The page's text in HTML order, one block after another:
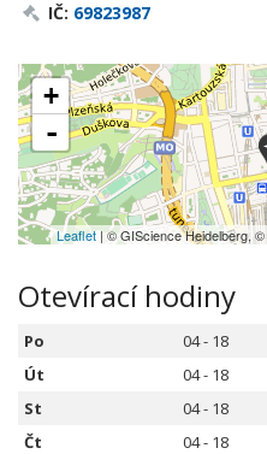
IČ: 69823987
+
-
Leaflet| © GIScience Heidelberg, ©
Otevírací hodiny
Po
04 - 18
Út
04 - 18
St
04 - 18
Čt
04 - 18